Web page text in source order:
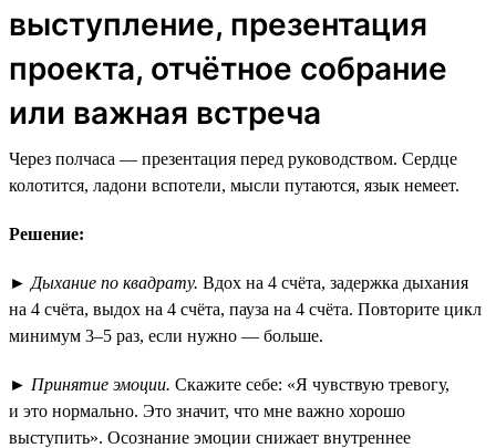
выступление, презентация
проекта, отчётное собрание
или важная встреча
Через полчаса — презентация перед руководством. Сердце
колотится, ладони вспотели, мысли путаются, язык немеет.
Решение:
► Дыхание по квадрату. Вдох на 4 счёта, задержка дыхания
на 4 счёта, выдох на 4 счёта, пауза на 4 счёта. Повторите цикл
минимум 3–5 раз, если нужно — больше.
► Принятие эмоции. Скажите себе: «Я чувствую тревогу,
и это нормально. Это значит, что мне важно хорошо
выступить». Осознание эмоции снижает внутреннее